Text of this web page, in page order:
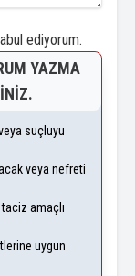
ediyorum.
YAZMA
suçluyu
veya nefreti
taciz amaçlı
uygun